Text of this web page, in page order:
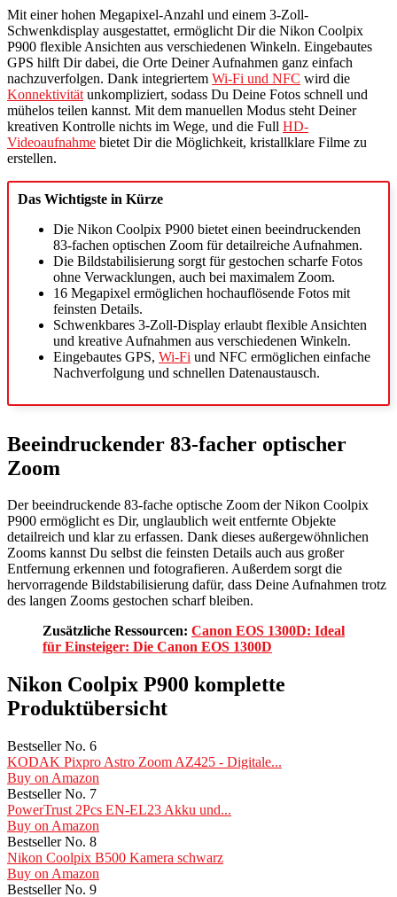
Mit einer hohen Megapixel-Anzahl und einem 3-Zoll-
Schwenkdisplay ausgestattet, ermöglicht Dir die Nikon Coolpix
P900 flexible Ansichten aus verschiedenen Winkeln. Eingebautes
GPS hilft Dir dabei, die Orte Deiner Aufnahmen ganz einfach
nachzuverfolgen. Dank integriertem Wi-Fi und NFC wird die
Konnektivität unkompliziert, sodass Du Deine Fotos schnell und
mühelos teilen kannst. Mit dem manuellen Modus steht Deiner
kreativen Kontrolle nichts im Wege, und die Full HD-
Videoaufnahme bietet Dir die Möglichkeit, kristallklare Filme zu
erstellen.
Das Wichtigste in Kürze
Die Nikon Coolpix P900 bietet einen beeindruckenden
83-fachen optischen Zoom für detailreiche Aufnahmen.
Die Bildstabilisierung sorgt für gestochen scharfe Fotos
ohne Verwacklungen, auch bei maximalem Zoom.
16 Megapixel ermöglichen hochauflösende Fotos mit
feinsten Details.
Schwenkbares 3-Zoll-Display erlaubt flexible Ansichten
und kreative Aufnahmen aus verschiedenen Winkeln.
Eingebautes GPS, Wi-Fi und NFC ermöglichen einfache
Nachverfolgung und schnellen Datenaustausch.
Beeindruckender 83-facher optischer
Zoom
Der beeindruckende 83-fache optische Zoom der Nikon Coolpix
P900 ermöglicht es Dir, unglaublich weit entfernte Objekte
detailreich und klar zu erfassen. Dank dieses außergewöhnlichen
Zooms kannst Du selbst die feinsten Details auch aus großer
Entfernung erkennen und fotografieren. Außerdem sorgt die
hervorragende Bildstabilisierung dafür, dass Deine Aufnahmen trotz
des langen Zooms gestochen scharf bleiben.
Zusätzliche Ressourcen: Canon EOS 1300D: Ideal
für Einsteiger: Die Canon EOS 1300D
Nikon Coolpix P900 komplette
Produktübersicht
Bestseller No. 6
KODAK Pixpro Astro Zoom AZ425 - Digitale...
Buy on Amazon
Bestseller No. 7
PowerTrust 2Pcs EN-EL23 Akku und...
Buy on Amazon
Bestseller No. 8
Nikon Coolpix B500 Kamera schwarz
Buy on Amazon
Bestseller No. 9